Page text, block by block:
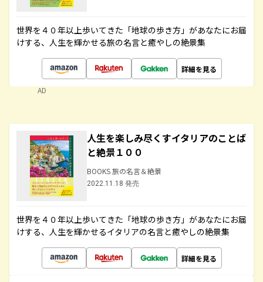
世界を４０年以上歩いてきた「地球の歩き方」があなたにお届
けする、人生を輝かせる旅の名言と癒やしの絶景集
詳細を見る
AD
人生を楽しみ尽くすイタリアのことば
と絶景１００
BOOKS 旅の名言＆絶景
2022.11.18 発売
世界を４０年以上歩いてきた「地球の歩き方」があなたにお届
けする、人生を輝かせるイタリアの名言と癒やしの絶景集
詳細を見る